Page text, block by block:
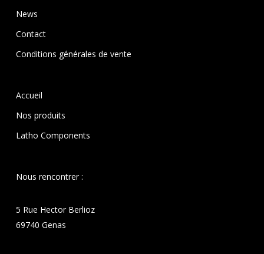
News
Contact
Conditions générales de vente
Accueil
Nos produits
Latho Components
Nous rencontrer :
5 Rue Hector Berlioz
69740 Genas